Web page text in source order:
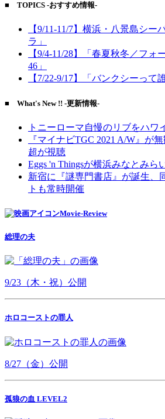
■ TOPICS -おすすめ情報-
【9/11-11/7】横浜・八景島シー
ラ」
【9/4-11/28】「春夏秋冬／フ
46」
【7/22-9/17】「バンクシーって
■ What's New !! -更新情報-
トニーローマ自慢のリブをハワ
『マイナビTGC 2021 A/W』が
超が視聴
Eggs 'n Thingsが横浜みなとみら
新宿に『謎専門書店』が誕生、
トも常時開催
Movie-Review
総理の夫
9/23（木・祝）公開
ホロコーストの罪人
8/27（金）公開
孤狼の血 LEVEL2